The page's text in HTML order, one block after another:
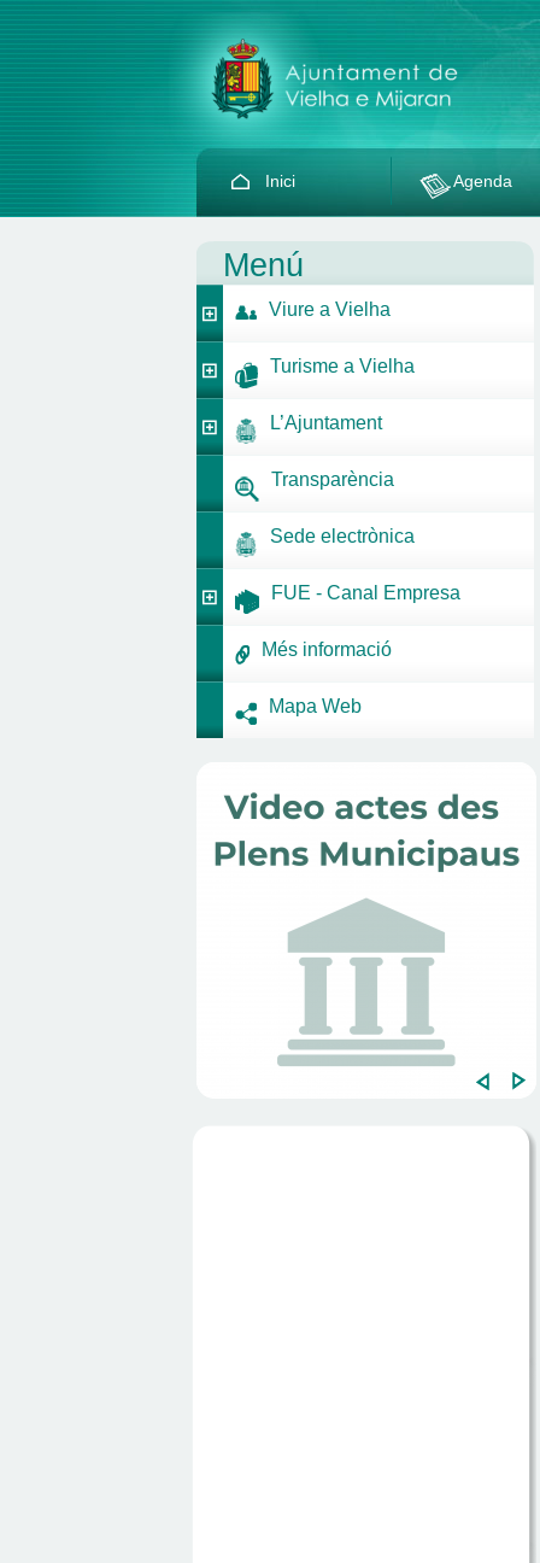
Inici Agenda
Menú
Viure a Vielha
Turisme a Vielha
L’Ajuntament
Transparència
Sede electrònica
FUE - Canal Empresa
Més informació
Mapa Web